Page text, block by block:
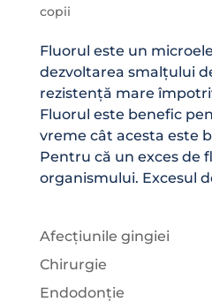
copii
Fluorul este un
dezvoltarea smalțului
rezistență mare
Fluorul este benefic
vreme cât acesta este
Pentru că un exces de
organismului. Excesul
Afecțiunile gingiei
Chirurgie
Endodonție